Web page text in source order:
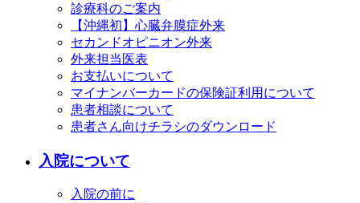
診療科のご案内
【沖縄初】心臓弁膜症外来
セカンドオピニオン外来
外来担当医表
お支払いについて
マイナンバーカードの保険証利用について
患者相談について
患者さん向けチラシのダウンロード
入院について
入院の前に